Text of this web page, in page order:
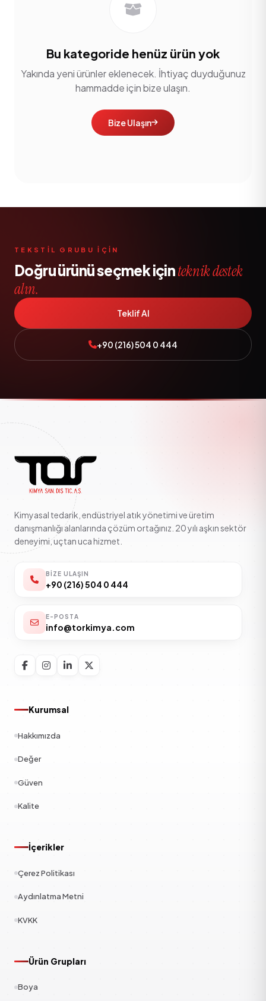
Bu kategoride henüz ürün yok
Yakında yeni ürünler eklenecek. İhtiyaç duyduğunuz
hammadde için bize ulaşın.
Bize Ulaşın
TEKSTIL GRUBU IÇIN
Doğru ürünü seçmek içinteknik destek
alın.
Teklif Al
+90 (216) 504 0 444
Kimyasal tedarik, endüstriyel atık yönetimi ve üretim
danışmanlığı alanlarında çözüm ortağınız. 20 yılı aşkın sektör
deneyimi, uçtan uca hizmet.
BIZE ULAŞIN
+90 (216) 504 0 444
E-POSTA
info@torkimya.com
Kurumsal
Hakkımızda
Değer
Güven
Kalite
İçerikler
Çerez Politikası
Aydınlatma Metni
KVKK
Ürün Grupları
Boya